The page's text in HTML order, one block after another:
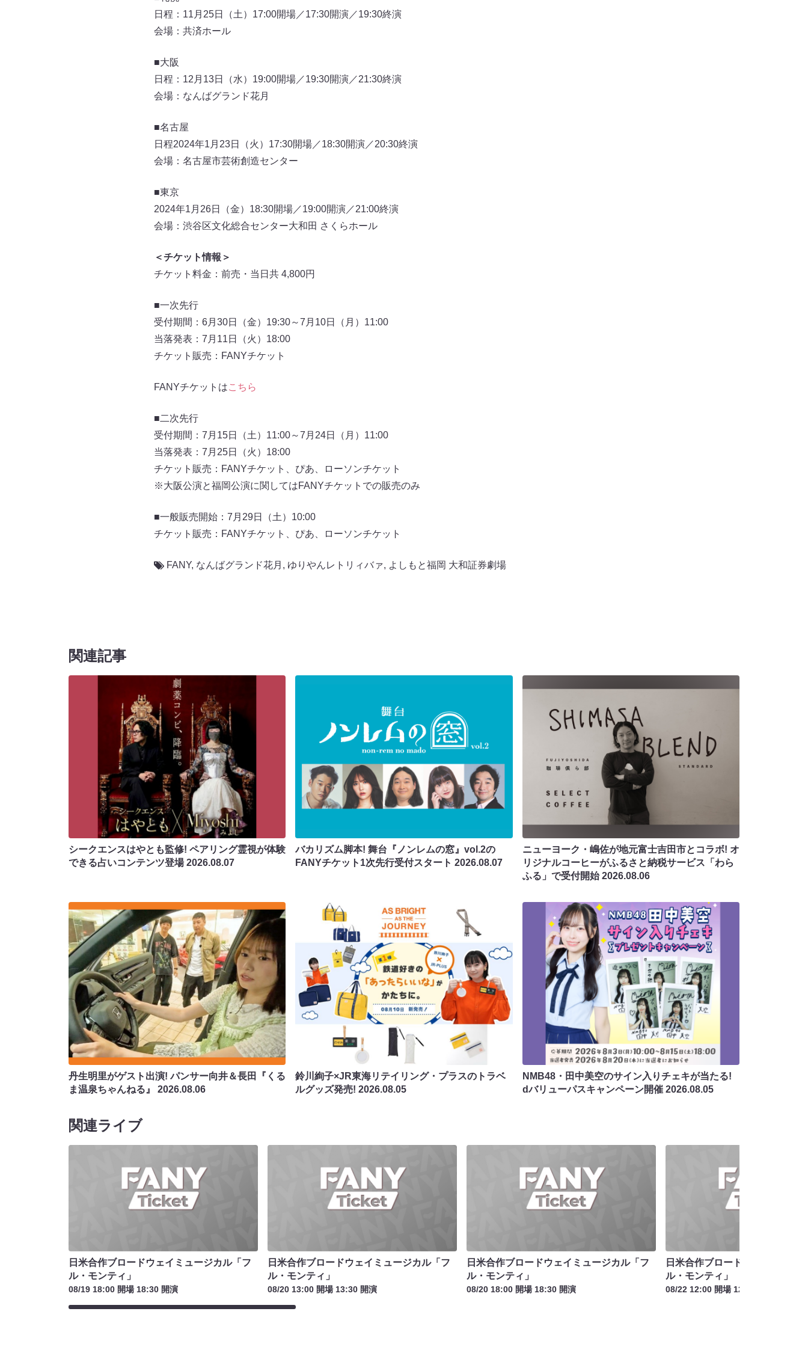
日程：11月25日（土）17:00開場／17:30開演／19:30終演
会場：共済ホール
■大阪
日程：12月13日（水）19:00開場／19:30開演／21:30終演
会場：なんばグランド花月
■名古屋
日程2024年1月23日（火）17:30開場／18:30開演／20:30終演
会場：名古屋市芸術創造センター
■東京
2024年1月26日（金）18:30開場／19:00開演／21:00終演
会場：渋谷区文化総合センター大和田 さくらホール
＜チケット情報＞
チケット料金：前売・当日共 4,800円
■一次先行
受付期間：6月30日（金）19:30～7月10日（月）11:00
当落発表：7月11日（火）18:00
チケット販売：FANYチケット
FANYチケットはこちら
■二次先行
受付期間：7月15日（土）11:00～7月24日（月）11:00
当落発表：7月25日（火）18:00
チケット販売：FANYチケット、ぴあ、ローソンチケット
※大阪公演と福岡公演に関してはFANYチケットでの販売のみ
■一般販売開始：7月29日（土）10:00
チケット販売：FANYチケット、ぴあ、ローソンチケット
FANY, なんばグランド花月 , ゆりやんレトリィバァ, よしもと福岡 大和証券劇場
関連記事
シークエンスはやとも監修! ペアリング霊視が体験
できる占いコンテンツ登場2026.08.07
バカリズム脚本! 舞台『ノンレムの窓』vol.2の
FANYチケット1次先行受付スタート2026.08.07
ニューヨーク・嶋佐が地元富士吉田市とコラボ! オ
リジナルコーヒーがふるさと納税サービス「わら
ふる」で受付開始2026.08.06
丹生明里がゲスト出演! パンサー向井＆長田『くる
ま温泉ちゃんねる』 2026.08.06
鈴川絢子×JR東海リテイリング・プラスのトラベ
ルグッズ発売!2026.08.05
NMB48・田中美空のサイン入りチェキが当たる!
dバリューパスキャンペーン開催 2026.08.05
関連ライブ
日米合作ブロードウェイミュージカル「フ
ル・モンティ」
08/19 18:00 開場 18:30 開演
日米合作ブロードウェイミュージカル「フ
ル・モンティ」
08/20 13:00 開場 13:30 開演
日米合作ブロードウェイミュージカル「フ
ル・モンティ」
08/20 18:00 開場 18:30 開演
日米合作ブロードウェイミュー
ル・モンティ」
08/22 12:00 開場 12:30 開演